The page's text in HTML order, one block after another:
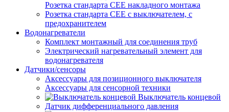
Розетка стандарта СЕЕ накладного монтажа
Розетка стандарта СЕЕ с выключателем, с
предохранителем
Водонагреватели
Комплект монтажный для соединения труб
Электрический нагревательный элемент для
водонагревателя
Датчики/сенсоры
Аксессуары для позиционного выключателя
Аксессуары для сенсорной техники
Выключатель концевой
Датчик дифференциального давления